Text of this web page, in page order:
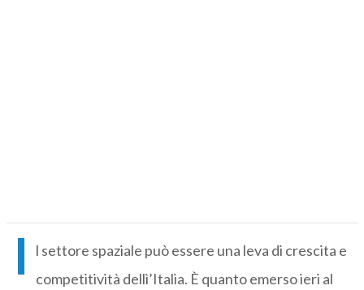
I
l settore spaziale può essere una leva di crescita e
competitività dellì’Italia. È quanto emerso ieri al